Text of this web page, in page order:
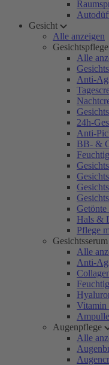
Gesicht
Alle anzeigen
Gesichtspflege
Alle
Anti-
24h-
Anti-
BB- &
Getönte
Hals &
Pflege
Gesichtsserum
Alle
Anti-
Vitamin
Augenpflege
Alle